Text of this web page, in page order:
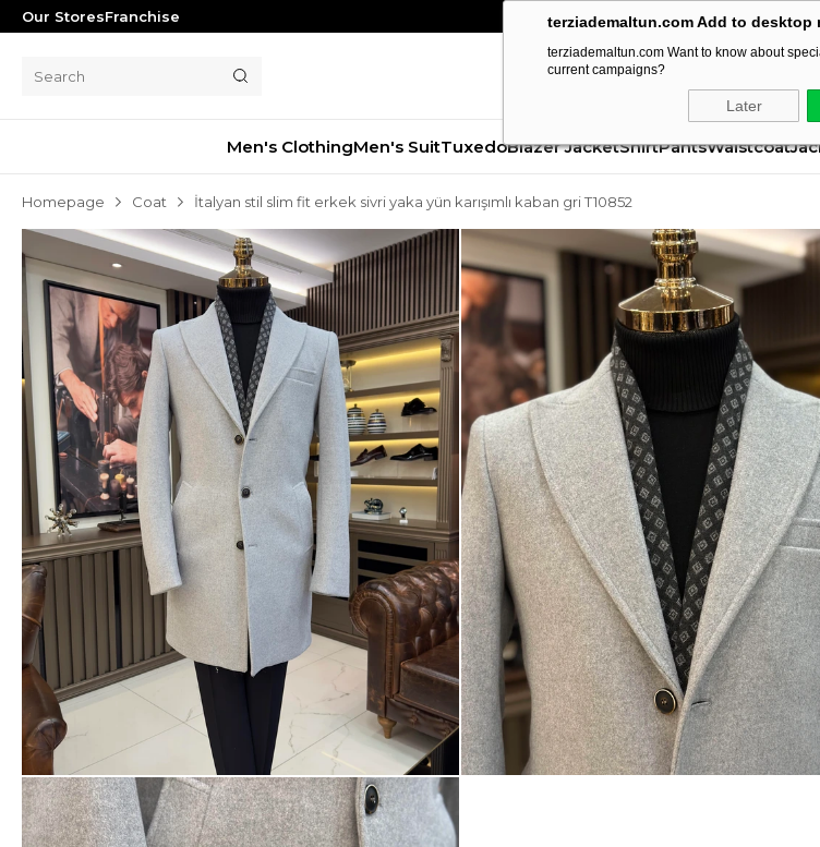
terziademaltun.com Add to
terziademaltun.com Want to know about
current campaigns?
Later
Our StoresFranchise
Men's Clothing
Tuxedo
Blazer Jacket
Pants
Shorts
Waistcoat
Jacket
Overcoat
Shirt
Men's SuitTuxedoBlazer JacketShirtPantsWaistcoat
Homepage Coat İtalyan stil slim fit erkek sivri yaka yün karışımlı kaban gri T10852